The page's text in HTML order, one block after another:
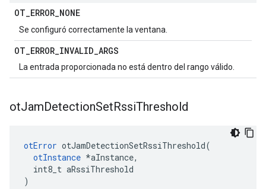
OT_ERROR_NONE
Se configuró correctamente la ventana.
OT_ERROR_INVALID_ARGS
La entrada proporcionada no está dentro del rango válido.
otJamDetectionSetRssiThreshold
otError otJamDetectionSetRssiThreshold(
otInstance *aInstance,
int8_t aRssiThreshold
)